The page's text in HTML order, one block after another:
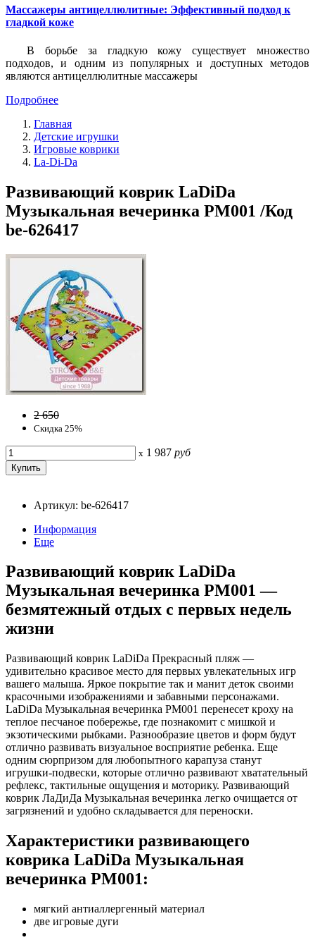
Массажеры антицеллюлитные: Эффективный подход к
гладкой коже
В борьбе за гладкую кожу существует множество
подходов, и одним из популярных и доступных методов
являются антицеллюлитные массажеры
Подробнее
Главная
Детские игрушки
Игровые коврики
La-Di-Da
Развивающий коврик LaDiDa
Музыкальная вечеринка PM001 /Код
be-626417
2 650
Скидка 25%
x 1 987 руб
Артикул: be-626417
Информация
Еще
Развивающий коврик LaDiDa
Музыкальная вечеринка PM001 —
безмятежный отдых с первых недель
жизни
Развивающий коврик LaDiDa Прекрасный пляж —
удивительно красивое место для первых увлекательных игр
вашего малыша. Яркое покрытие так и манит деток своими
красочными изображениями и забавными персонажами.
LaDiDa Музыкальная вечеринка PM001 перенесет кроху на
теплое песчаное побережье, где познакомит с мишкой и
экзотическими рыбками. Разнообразие цветов и форм будут
отлично развивать визуальное восприятие ребенка. Еще
одним сюрпризом для любопытного карапуза станут
игрушки-подвески, которые отлично развивают хватательный
рефлекс, тактильные ощущения и моторику. Развивающий
коврик ЛаДиДа Музыкальная вечеринка легко очищается от
загрязнений и удобно складывается для переноски.
Характеристики развивающего
коврика LaDiDa Музыкальная
вечеринка PM001:
мягкий антиаллергенный материал
две игровые дуги